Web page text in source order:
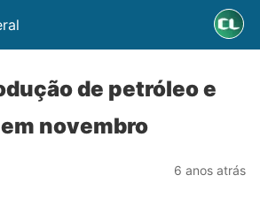
de petróleo e
novembro
6 anos atrás